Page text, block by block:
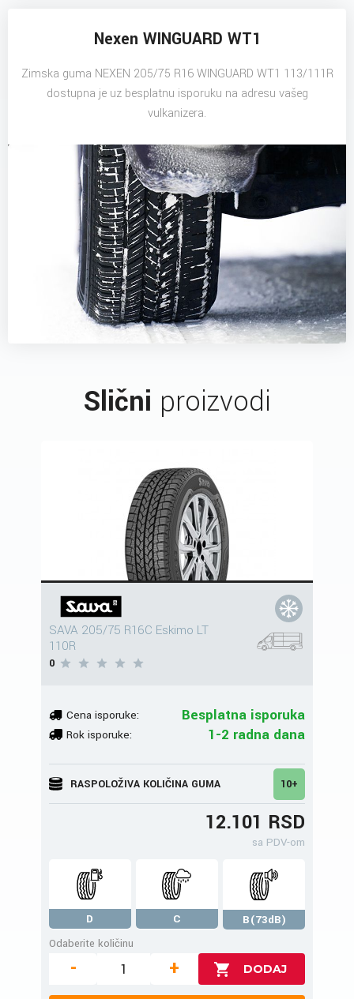
Nexen WINGUARD WT1
Zimska guma NEXEN 205/75 R16 WINGUARD WT1 113/111R
dostupna je uz besplatnu isporuku na adresu vašeg
vulkanizera.
Slični proizvodi
SAVA 205/75 R16C Eskimo LT
110R
0
Cena isporuke: Besplatna isporuka
Rok isporuke: 1-2 radna dana
RASPOLOŽIVA KOLIČINA GUMA 10+
12.101 RSD
sa PDV-om
D C
B(73dB)
Odaberite količinu
- +